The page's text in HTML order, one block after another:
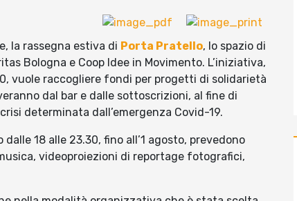
la rassegna estiva di Porta Pratello, lo spazio di
Bologna e Coop Idee in Movimento. L’iniziativa,
vuole raccogliere fondi per progetti di solidarietà
dal bar e dalle sottoscrizioni, al fine di
determinata dall’emergenza Covid-19.
18 alle 23.30, fino all’1 agosto, prevedono
videoproiezioni di reportage fotografici,